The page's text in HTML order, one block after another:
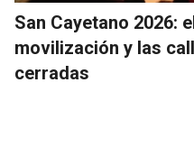
San Cayetano 2026:
movilización y las
cerradas